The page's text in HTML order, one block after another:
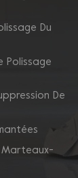
Du
Polissage
De
Marteaux-